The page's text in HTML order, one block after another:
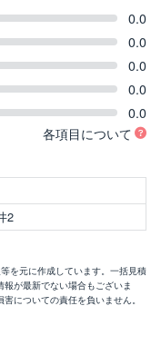
0.0
0.0
0.0
0.0
0.0
各項目について
2
を元に作成しています。一括見積
が最新でない場合もございま
についての責任を負いません。